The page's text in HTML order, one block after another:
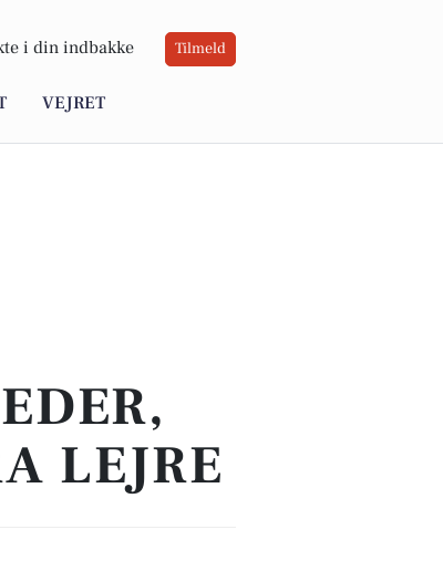
i din indbakke Tilmeld
VEJRET
LEJRE